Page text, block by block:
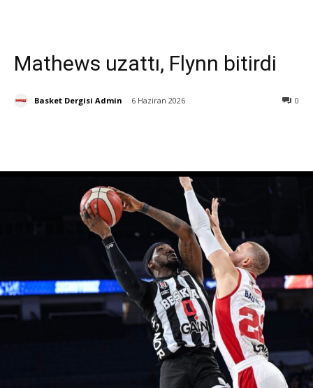
Mathews uzattı, Flynn bitirdi
Basket Dergisi Admin 6 Haziran 2026 0